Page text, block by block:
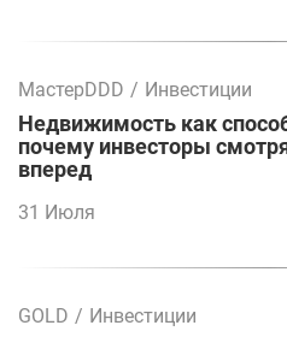
МастерDDD / Инвестиции
Недвижимость как
почему инвесторы
вперед
31 Июля
GOLD / Инвестиции